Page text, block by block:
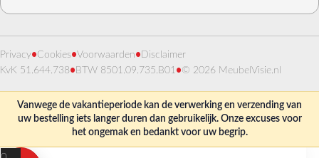
Privacy•Cookies•Voorwaarden• Disclaimer
KvK 51.644.738• BTW 8501.09.735.B01 •© 2026 MeubelVisie.nl
Vanwege de vakantieperiode kan de verwerking en verzending van
uw bestelling iets langer duren dan gebruikelijk. Onze excuses voor
het ongemak en bedankt voor uw begrip.